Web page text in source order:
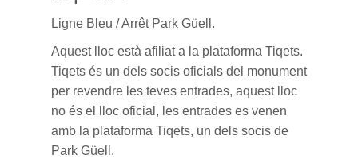
Ligne Bleu / Arrêt Park Güell.
Aquest lloc està afiliat a la plataforma Tiqets.
Tiqets és un dels socis oficials del monument
per revendre les teves entrades, aquest lloc
no és el lloc oficial, les entrades es venen
amb la plataforma Tiqets, un dels socis de
Park Güell.